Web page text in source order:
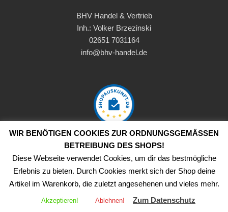
BHV Handel & Vertrieb
Inh.: Volker Brzezinski
02651 7031164
info@bhv-handel.de
Copyright ©2026 BHV-Handel
WIR BENÖTIGEN COOKIES ZUR ORDNUNGSGEMÄSSEN B
ETREIBUNG DES SHOPS!
Diese Webseite verwendet Cookies, um dir das bestmögliche
Erlebnis zu bieten. Durch Cookies merkt sich der Shop deine
Artikel im Warenkorb, die zuletzt angesehenen und vieles mehr.
Akzeptieren! Ablehnen! Zum Datenschutz